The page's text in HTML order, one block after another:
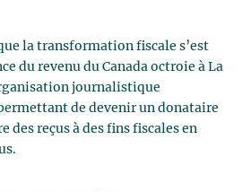
la transformation fiscale s’est
du revenu du Canada octroie à La
journalistique
de devenir un donataire
des reçus à des fins fiscales en